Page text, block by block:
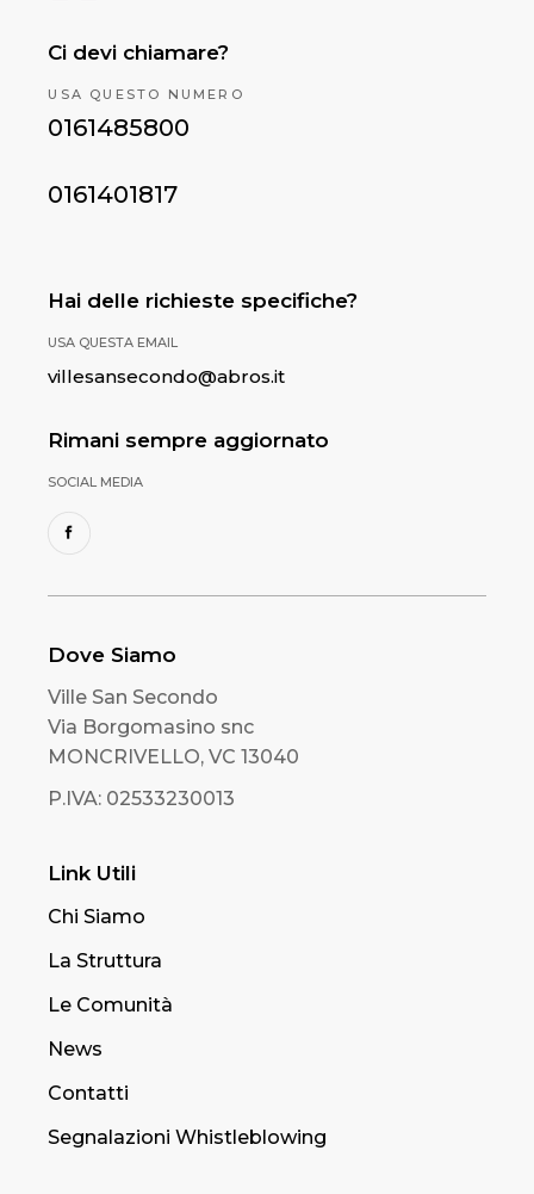
Ci devi chiamare?
USA QUESTO NUMERO
0161485800
0161401817
Hai delle richieste specifiche?
USA QUESTA EMAIL
villesansecondo@abros.it
Rimani sempre aggiornato
SOCIAL MEDIA
Dove Siamo
Ville San Secondo
Via Borgomasino snc
MONCRIVELLO, VC 13040
P.IVA: 02533230013
Link Utili
Chi Siamo
La Struttura
Le Comunità
News
Contatti
Segnalazioni Whistleblowing